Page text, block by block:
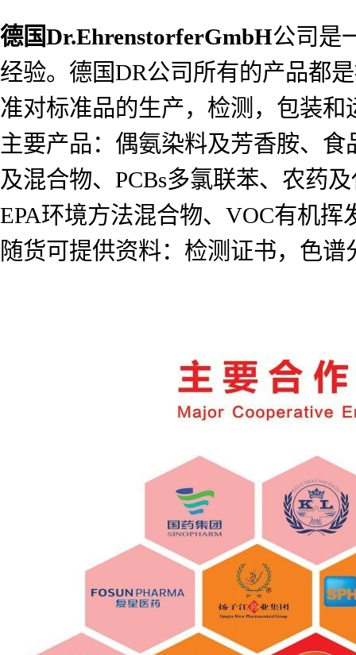
德国Dr.EhrenstorferGmbH公司是
经验。德国DR公司所有的产品都
准对标准品的生产，检测，包装
主要产品：偶氨染料及芳香胺、
及混合物、PCBs多氯联苯、农药
EPA环境方法混合物、VOC有机
随货可提供资料：检测证书，色